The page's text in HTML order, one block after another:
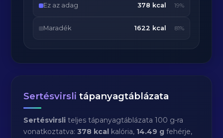
Ez az adag 378 kcal 19%
Maradék 1622 kcal 81%
Sertésvirsli tápanyagtáblázata
Sertésvirsli teljes tápanyagtáblázata 100 g-ra
vonatkoztatva:378 kcal kalória, 14.49 g fehérje,